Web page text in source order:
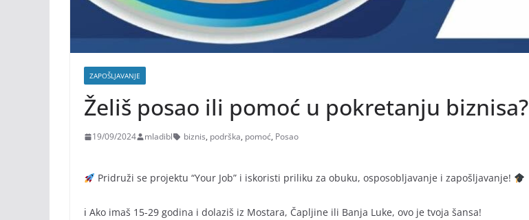
ZAPOŠLJAVANJE
Želiš posao ili pomoć u pokretanju biznisa?
19/09/2024 mladibl biznis, podrška, pomoć, Posao
Pridruži se projektu “Your Job” i iskoristi priliku za obuku, osposobljavanje i zapošljavanje!
ℹ Ako imaš 15-29 godina i dolaziš iz Mostara, Čapljine ili Banja Luke, ovo je tvoja šansa!